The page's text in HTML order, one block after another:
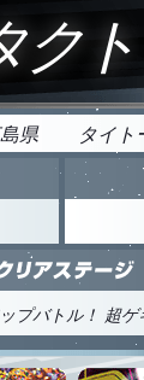
県 タイ
プバトル！ 超